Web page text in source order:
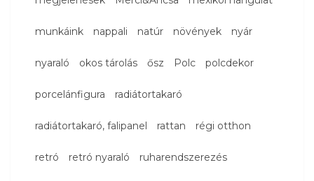
munkáink nappali natúr növények nyár
nyaraló okos tárolás ősz Polc polcdekor
porcelánfigura radiátortakaró
radiátortakaró, falipanel rattan régi otthon
retró retró nyaraló ruharendszerezés